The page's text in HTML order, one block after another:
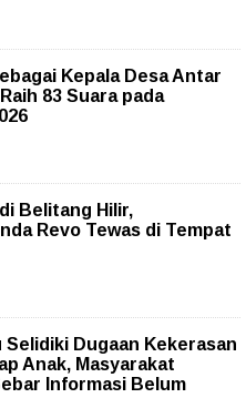
Kepala Desa Antar
83 Suara pada
Belitang Hilir,
Revo Tewas di Tempat
Selidiki Dugaan Kekerasan
Anak, Masyarakat
Informasi Belum